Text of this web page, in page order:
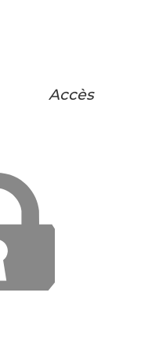
Accès